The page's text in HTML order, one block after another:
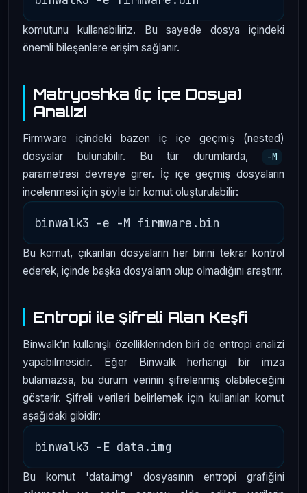
komutunu kullanabiliriz. Bu sayede dosya içindeki
önemli bileşenlere erişim sağlanır.
Matryoshka (İç İçe Dosya)
Analizi
Firmware içindeki bazen iç içe geçmiş (nested)
dosyalar bulunabilir. Bu tür durumlarda,
-M
parametresi devreye girer. İç içe geçmiş dosyaların
incelenmesi için şöyle bir komut oluşturulabilir:
Bu komut, çıkarılan dosyaların her birini tekrar kontrol
ederek, içinde başka dosyaların olup olmadığını araştırır.
Entropi ile Şifreli Alan Keşfi
Binwalk’ın kullanışlı özelliklerinden biri de entropi analizi
yapabilmesidir. Eğer Binwalk herhangi bir imza
bulamazsa, bu durum verinin şifrelenmiş olabileceğini
gösterir. Şifreli verileri belirlemek için kullanılan komut
aşağıdaki gibidir:
Bu komut 'data.img' dosyasının entropi grafiğini